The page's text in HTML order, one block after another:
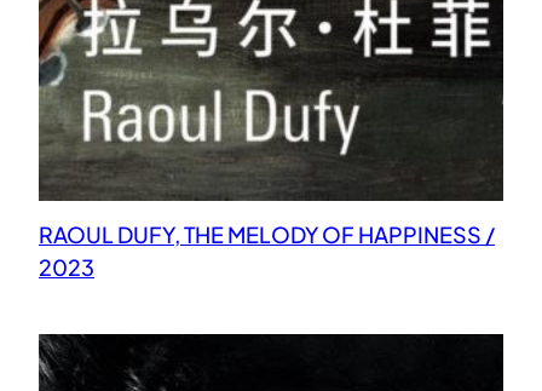
RAOUL DUFY, THE MELODY OF HAPPINESS /
2023